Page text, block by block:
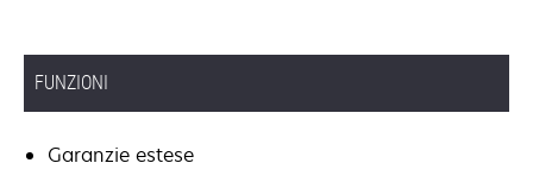
FUNZIONI
Garanzie estese